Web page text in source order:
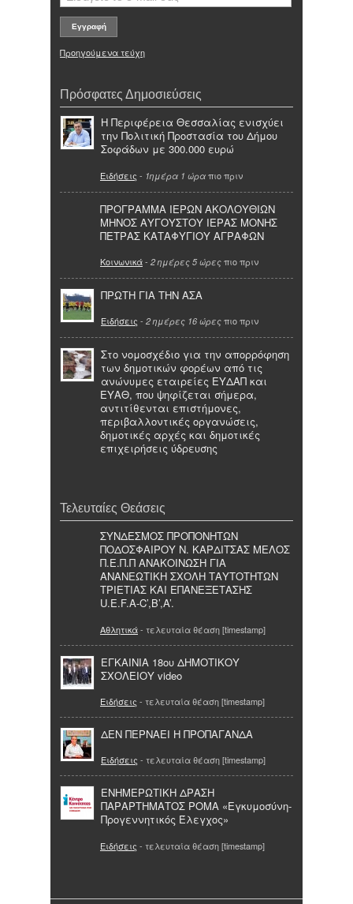
Προηγούμενα τεύχη
Πρόσφατες Δημοσιεύσεις
Η Περιφέρεια Θεσσαλίας ενισχύει
την Πολιτική Προστασία του Δήμου
Σοφάδων με 300.000 ευρώ
Ειδήσεις - 1ημέρα 1 ώρα πιο πριν
ΠΡΟΓΡΑΜΜΑ ΙΕΡΩΝ ΑΚΟΛΟΥΘΙΩΝ
ΜΗΝΟΣ ΑΥΓΟΥΣΤΟΥ ΙΕΡΑΣ ΜΟΝΗΣ
ΠΕΤΡΑΣ ΚΑΤΑΦΥΓΙΟΥ ΑΓΡΑΦΩΝ
Κοινωνικά- 2 ημέρες 5 ώρες πιο πριν
ΠΡΩΤΗ ΓΙΑ ΤΗΝ ΑΣΑ
Ειδήσεις - 2 ημέρες 16 ώρες πιο πριν
Στο νομοσχέδιο για την απορρόφηση
των δημοτικών φορέων από τις
ανώνυμες εταιρείες ΕΥΔΑΠ και
ΕΥΑΘ, που ψηφίζεται σήμερα,
αντιτίθενται επιστήμονες,
περιβαλλοντικές οργανώσεις,
δημοτικές αρχές και δημοτικές
επιχειρήσεις ύδρευσης
Τελευταίες Θεάσεις
ΣΥΝΔΕΣΜΟΣ ΠΡΟΠΟΝΗΤΩΝ
ΠΟΔΟΣΦΑΙΡΟΥ Ν. ΚΑΡΔΙΤΣΑΣ ΜΕΛΟΣ
Π.Ε.Π.Π ΑΝΑΚΟΙΝΩΣΗ ΓΙΑ
ΑΝΑΝΕΩΤΙΚΗ ΣΧΟΛΗ ΤΑΥΤΟΤΗΤΩΝ
ΤΡΙΕΤΙΑΣ ΚΑΙ ΕΠΑΝΕΞΕΤΑΣΗΣ
U.E.F.A-C’,B’,A’.
Αθλητικά- τελευταία θέαση [timestamp]
ΕΓΚΑΙΝΙΑ 18ου ΔΗΜΟΤΙΚΟΥ
ΣΧΟΛΕΙΟΥ video
Ειδήσεις - τελευταία θέαση [timestamp]
ΔΕΝ ΠΕΡΝΑΕΙ Η ΠΡΟΠΑΓΑΝΔΑ
Ειδήσεις - τελευταία θέαση [timestamp]
ΕΝΗΜΕΡΩΤΙΚΗ ΔΡΑΣΗ
ΠΑΡΑΡΤΗΜΑΤΟΣ ΡΟΜΑ «Εγκυμοσύνη-
Προγεννητικός Έλεγχος»
Ειδήσεις - τελευταία θέαση [timestamp]